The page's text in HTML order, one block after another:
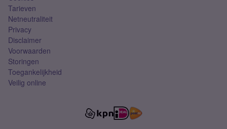
Tarieven
Netneutraliteit
Privacy
Disclaimer
Voorwaarden
Storingen
Toegankelijkheid
Veilig online